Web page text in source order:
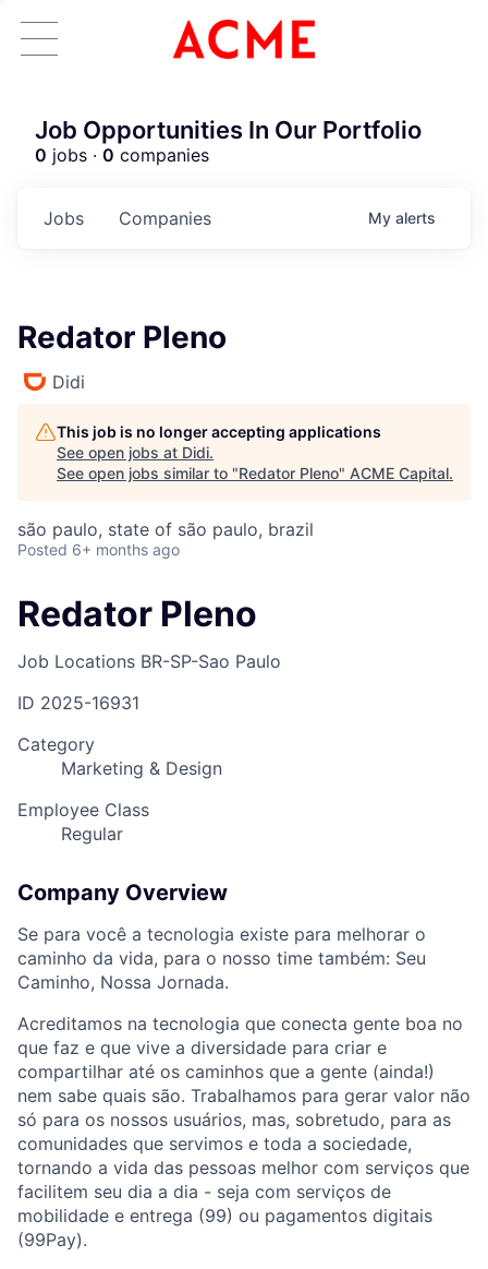
Job Opportunities In Our Portfolio
0 jobs · 0 companies
Jobs Companies My alerts
Redator Pleno
Didi
This job is no longer accepting applications
See open jobs at Didi.
See open jobs similar to "Redator Pleno" ACME Capital.
são paulo, state of são paulo, brazil
Posted 6+ months ago
Redator Pleno
Job Locations BR-SP-Sao Paulo
ID 2025-16931
Category
Marketing & Design
Employee Class
Regular
Company Overview
Se para você a tecnologia existe para melhorar o
caminho da vida, para o nosso time também: Seu
Caminho, Nossa Jornada.
Acreditamos na tecnologia que conecta gente boa no
que faz e que vive a diversidade para criar e
compartilhar até os caminhos que a gente (ainda!)
nem sabe quais são. Trabalhamos para gerar valor não
só para os nossos usuários, mas, sobretudo, para as
comunidades que servimos e toda a sociedade,
tornando a vida das pessoas melhor com serviços que
facilitem seu dia a dia - seja com serviços de
mobilidade e entrega (99) ou pagamentos digitais
(99Pay).